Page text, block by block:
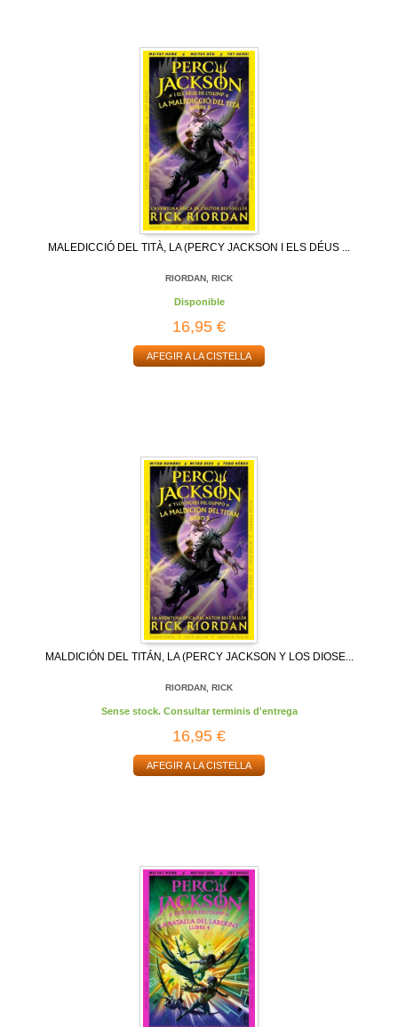
MALEDICCIÓ DEL TITÀ, LA (PERCY JACKSON I ELS DÉUS ...
RIORDAN, RICK
Disponible
16,95 €
AFEGIR A LA CISTELLA
MALDICIÓN DEL TITÁN, LA (PERCY JACKSON Y LOS DIOSE...
RIORDAN, RICK
Sense stock. Consultar terminis d'entrega
16,95 €
AFEGIR A LA CISTELLA